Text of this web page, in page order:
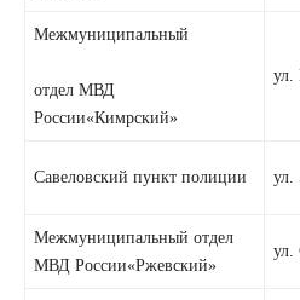
Межмуниципальный
отдел МВД
России«Кимрский»
ул.
Савеловский пункт полиции ул.
Межмуниципальный отдел
МВД России«Ржевский»
ул.